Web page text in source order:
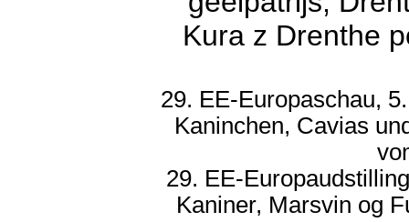
Kura z Drenthe
29. EE-Europaschau,
Kaninchen, Cavias
29. EE-
Kaniner, Marsvin og